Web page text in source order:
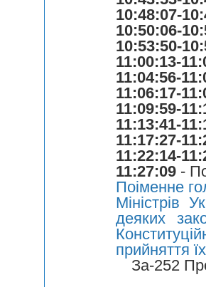
10:48:07-
10:50:06-
10:53:50-
11:00:13-
11:04:56-
11:06:17-
11:09:59-
11:13:41-
11:17:27-
11:22:14-
11:27:09 -
Поіменне
Міністрів
деяких
прийняття
За-252